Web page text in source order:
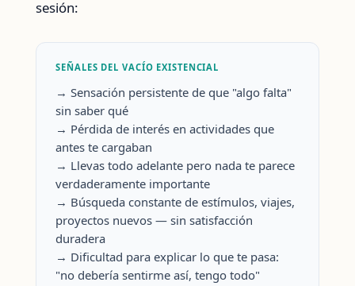
sesión:
SEÑALES DEL VACÍO EXISTENCIAL
→ Sensación persistente de que "algo falta"
sin saber qué
→ Pérdida de interés en actividades que
antes te cargaban
→ Llevas todo adelante pero nada te parece
verdaderamente importante
→ Búsqueda constante de estímulos, viajes,
proyectos nuevos — sin satisfacción
duradera
→ Dificultad para explicar lo que te pasa:
"no debería sentirme así, tengo todo"